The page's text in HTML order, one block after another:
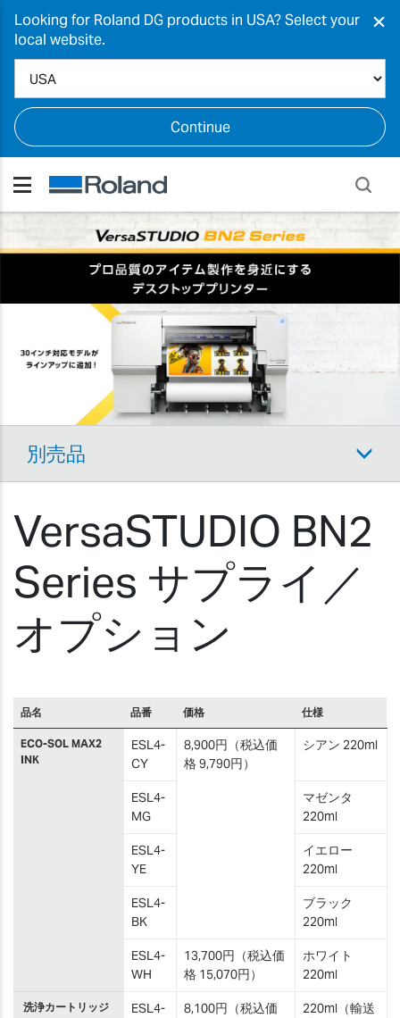
Looking for Roland DG products in USA? Select your
local website.
Continue
×
別売品
VersaSTUDIO BN2
Series サプライ／
オプション
品名 品番 価格 仕様
ECO-SOL MAX2
INK
ESL4-
CY
8,900円（税込価
格 9,790円）
シアン 220ml
ESL4-
MG
マゼンタ
220ml
ESL4-
YE
イエロー
220ml
ESL4-
BK
ブラック
220ml
ESL4-
WH
13,700円（税込価
格 15,070円）
ホワイト
220ml
洗浄カートリッジ
ESL4-
8,100円（税込価
220ml（輸送